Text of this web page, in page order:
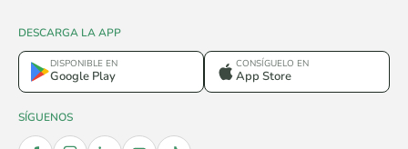
DESCARGA LA APP
DISPONIBLE EN
Google Play
CONSÍGUELO EN
App Store
SÍGUENOS